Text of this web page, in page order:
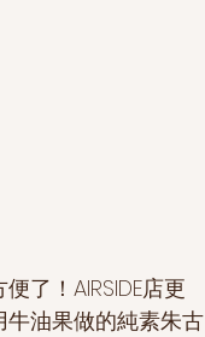
了！AIRSIDE店更
油果做的純素朱古